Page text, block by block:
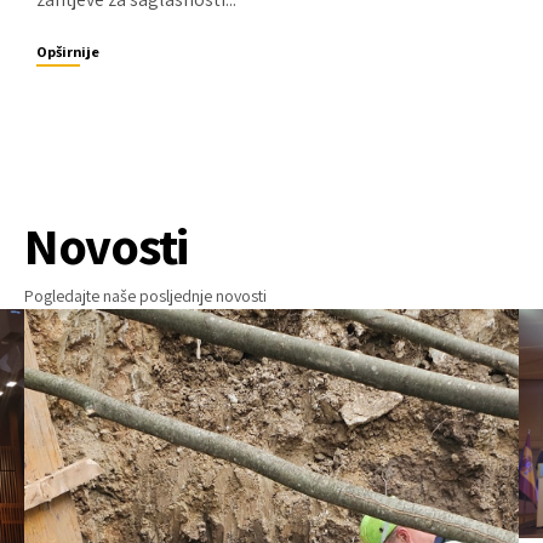
Opširnije
Novosti
Pogledajte naše posljednje novosti